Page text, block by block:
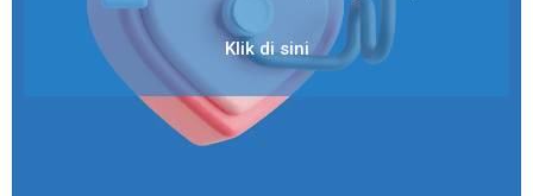
Klik di sini